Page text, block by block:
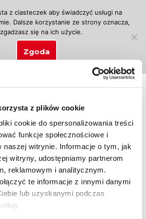
z plików cookie
cookie do spersonalizowania treści
funkcje społecznościowe i
naszej witrynie. Informacje o tym, jak
witryny, udostępniamy partnerom
reklamowym i analitycznym.
te informacje z innymi danymi
lub uzyskanymi podczas
otagowane „prawo jazdy na
wyniku
z ciasteczek aby świadczyć usługi na
Dalsze korzystanie ze strony oznacza,
się na ich użycie.
Zgoda